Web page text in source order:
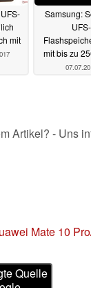
mit
Samsung:
UFS-
mit bis zu
Artikel? - Uns
Mate 10
Quelle